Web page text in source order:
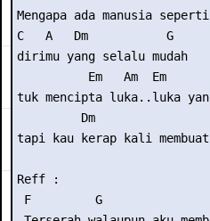
Mengapa ada manusia seperti
C   A   Dm           G
dirimu yang selalu mudah
Em   Am  Em
tuk mencipta luka..luka
Dm
tapi kau kerap kali
Reff :
F         G